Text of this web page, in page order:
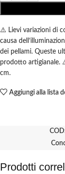
⚠️ Lievi variazioni di
causa
dei pellami. Queste
prodotto artigianale.
cm.
Aggiungi alla lista
Prodotti